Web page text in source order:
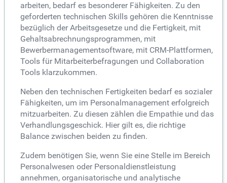
arbeiten, bedarf es besonderer Fähigkeiten. Zu den
geforderten technischen Skills gehören die Kenntnisse
bezüglich der Arbeitsgesetze und die Fertigkeit, mit
Gehaltsabrechnungsprogrammen, mit
Bewerbermanagementsoftware, mit CRM-Plattformen,
Tools für Mitarbeiterbefragungen und Collaboration
Tools klarzukommen.
Neben den technischen Fertigkeiten bedarf es sozialer
Fähigkeiten, um im Personalmanagement erfolgreich
mitzuarbeiten. Zu diesen zählen die Empathie und das
Verhandlungsgeschick. Hier gilt es, die richtige
Balance zwischen beiden zu finden.
Zudem benötigen Sie, wenn Sie eine Stelle im Bereich
Personalwesen oder Personaldienstleistung
annehmen, organisatorische und analytische